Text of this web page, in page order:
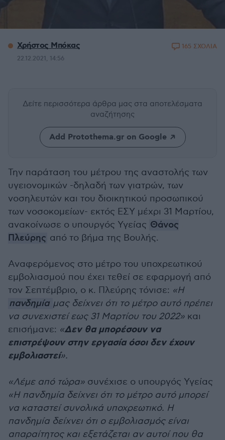
Χρήστος Μπόκας
22.12.2021, 14:56
165 ΣΧΟΛΙΑ
Δείτε περισσότερα άρθρα μας στα αποτελέσματα
αναζήτησης
Add Protothema.gr on Google
Την παράταση του μέτρου της αναστολής των
υγειονομικών -δηλαδή των γιατρών, των
νοσηλευτών και του διοικητικού προσωπικού
των νοσοκομείων- εκτός ΕΣΥ μέχρι 31 Μαρτίου,
ανακοίνωσε ο υπουργός Υγείας Θάνος
Πλεύρης από το βήμα της Βουλής.
Αναφερόμενος στο μέτρο του υποχρεωτικού
εμβολιασμού που έχει τεθεί σε εφαρμογή από
τον Σεπτέμβριο, ο κ. Πλεύρης τόνισε: «Η
πανδημία μας δείχνει ότι το μέτρο αυτό πρέπει
να συνεχιστεί εως 31 Μαρτίου του 2022» και
επισήμανε: «Δεν θα μπορέσουν να
επιστρέψουν στην εργασία όσοι δεν έχουν
εμβολιαστεί».
«Λέμε από τώρα» συνέχισε ο υπουργός Υγείας
«Η πανδημία δείχνει ότι το μέτρο αυτό μπορεί
να καταστεί συνολικά υποχρεωτικό. Η
πανδημία δείχνει ότι ο εμβολιασμός είναι
απαραίτητος και εξετάζεται αν αυτοί που θα